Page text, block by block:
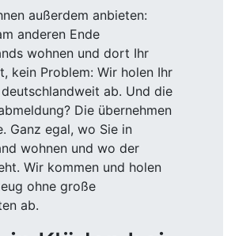
außerdem anbieten:
anderen Ende
wohnen und dort Ihr
kein Problem: Wir holen Ihr
ab. Und die
Die übernehmen
Ganz egal, wo Sie in
wohnen und wo der
Wir kommen und holen
ohne große
ab.